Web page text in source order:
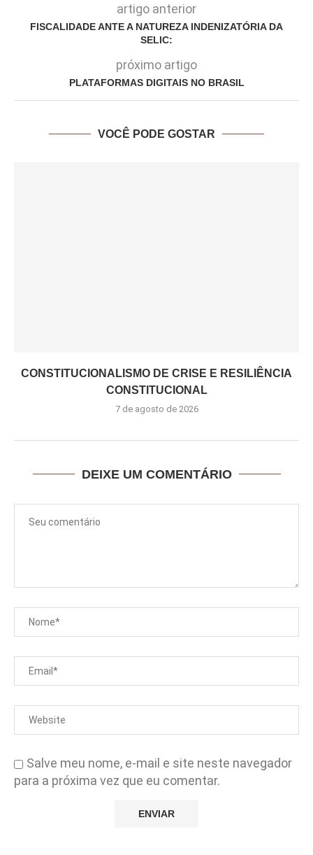
artigo anterior
FISCALIDADE ANTE A NATUREZA INDENIZATÓRIA DA
SELIC:
próximo artigo
PLATAFORMAS DIGITAIS NO BRASIL
VOCÊ PODE GOSTAR
CONSTITUCIONALISMO DE CRISE E RESILIÊNCIA
CONSTITUCIONAL
7 de agosto de 2026
DEIXE UM COMENTÁRIO
Salve meu nome, e-mail e site neste navegador
para a próxima vez que eu comentar.